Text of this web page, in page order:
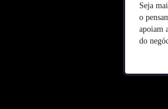
Seja
o
apoiam
do